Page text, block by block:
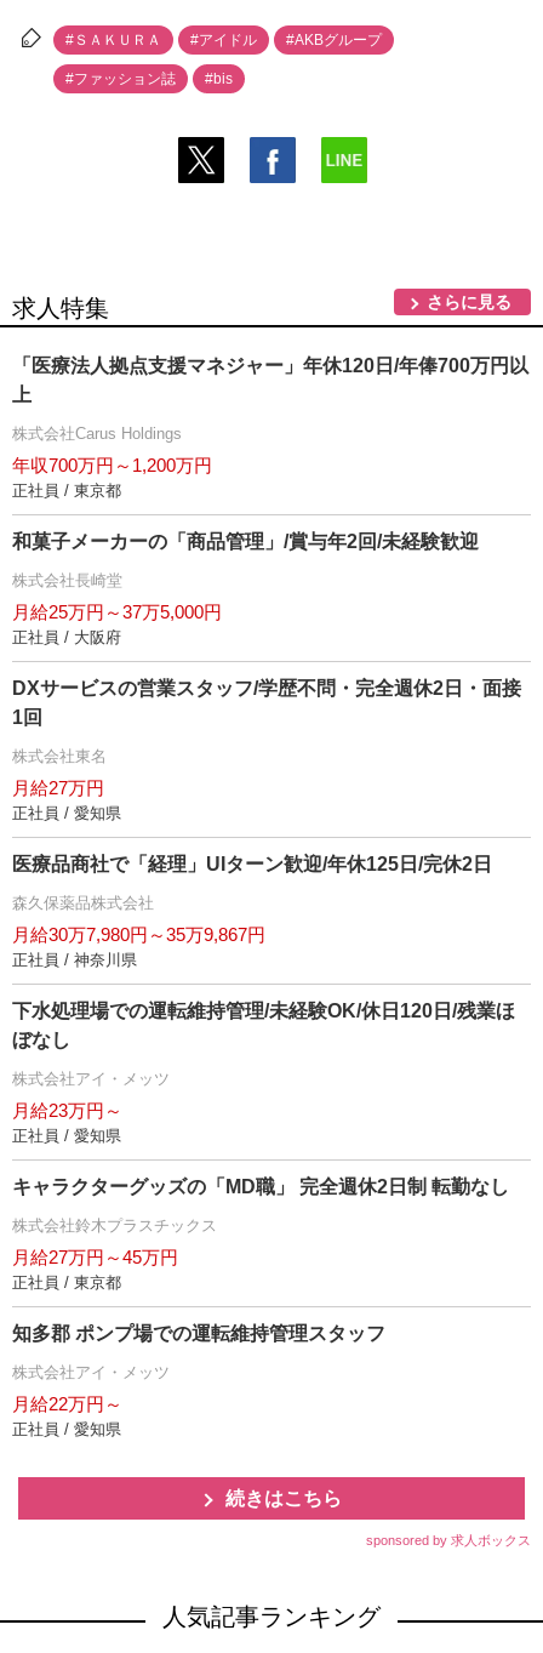
#ＳＡＫＵＲＡ #アイドル #AKBグループ
#ファッション誌 #bis
求人特集 さらに見る
「医療法人拠点支援マネジャー」年休120日/年俸700万円以
上
株式会社Carus Holdings
年収700万円～1,200万円
正社員 / 東京都
和菓子メーカーの「商品管理」/賞与年2回/未経験歓迎
株式会社長崎堂
月給25万円～37万5,000円
正社員 / 大阪府
DXサービスの営業スタッフ/学歴不問・完全週休2日・面接
1回
株式会社東名
月給27万円
正社員 / 愛知県
医療品商社で「経理」UIターン歓迎/年休125日/完休2日
森久保薬品株式会社
月給30万7,980円～35万9,867円
正社員 / 神奈川県
下水処理場での運転維持管理/未経験OK/休日120日/残業ほ
ぼなし
株式会社アイ・メッツ
月給23万円～
正社員 / 愛知県
キャラクターグッズの「MD職」 完全週休2日制 転勤なし
株式会社鈴木プラスチックス
月給27万円～45万円
正社員 / 東京都
知多郡 ポンプ場での運転維持管理スタッフ
株式会社アイ・メッツ
月給22万円～
正社員 / 愛知県
続きはこちら
sponsored by 求人ボックス
人気記事ランキング